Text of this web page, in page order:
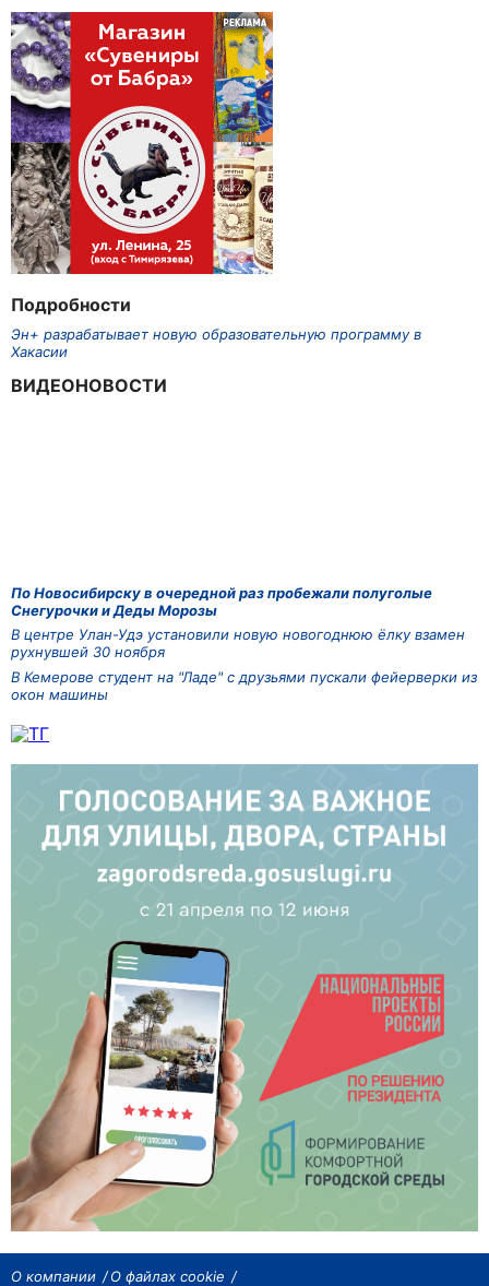
Подробности
Эн+ разрабатывает новую образовательную программу в
Хакасии
ВИДЕОНОВОСТИ
По Новосибирску в очередной раз пробежали полуголые
Снегурочки и Деды Морозы
В центре Улан-Удэ установили новую новогоднюю ёлку взамен
рухнувшей 30 ноября
В Кемерове студент на "Ладе" с друзьями пускали фейерверки из
окон машины
О компании О файлах cookie